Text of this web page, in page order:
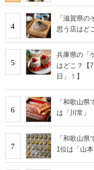
4
「滋賀県
思う店はど
5
兵庫県の「
はどこ？【
日」！】
6
「和歌山
は「川常」
7
「和歌山
1位は「山